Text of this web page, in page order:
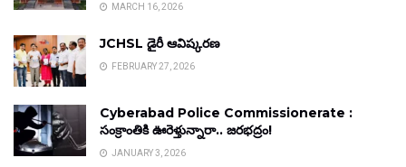
MARCH 16, 2026
JCHSL డైరీ ఆవిష్కరణ
FEBRUARY 27, 2026
Cyberabad Police Commissionerate :
సంక్రాంతికి ఊరెళ్తున్నారా.. జరభద్రం!
JANUARY 3, 2026